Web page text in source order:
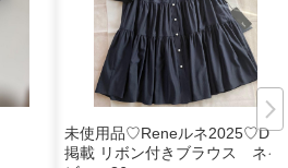
未使用品♡Reneルネ2025♡DM
掲載 リボン付きブラウス ネイ